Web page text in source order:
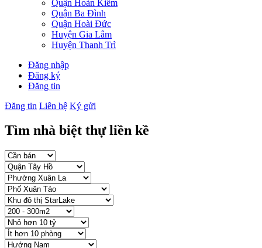
Quận Hoàn Kiếm
Quận Ba Đình
Quận Hoài Đức
Huyện Gia Lâm
Huyện Thanh Trì
Đăng nhập
Đăng ký
Đăng tin
Đăng tin Liên hệ Ký gửi
Tìm nhà biệt thự liền kề